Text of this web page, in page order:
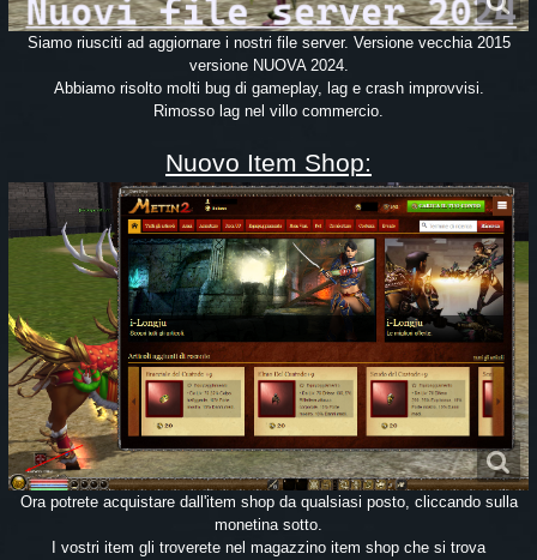
Siamo riusciti ad aggiornare i nostri file server. Versione vecchia 2015
versione NUOVA 2024.
Abbiamo risolto molti bug di gameplay, lag e crash improvvisi.
Rimosso lag nel villo commercio.
Nuovo Item Shop:
Ora potrete acquistare dall'item shop da qualsiasi posto, cliccando sulla
monetina sotto.
I vostri item gli troverete nel magazzino item shop che si trova